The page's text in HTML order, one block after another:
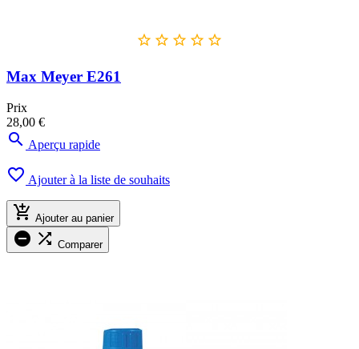
    
Max Meyer E261
Prix
28,00 €
 Aperçu rapide
 Ajouter à la liste de souhaits
 Ajouter au panier
  Comparer